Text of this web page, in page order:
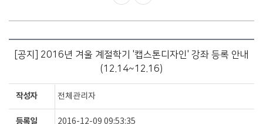
[공지] 2016년 겨울 계절학기 '캡스톤디자인' 강좌 등록 안내
(12.14~12.16)
작성자 전체관리자
등록일 2016-12-09 09:53:35